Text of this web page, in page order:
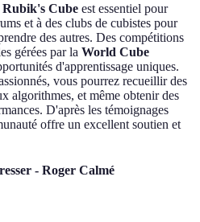
Rubik's Cube est essentiel pour
et à des clubs de cubistes pour
des autres. Des compétitions
gérées par la World Cube
d'apprentissage uniques.
vous pourrez recueillir des
algorithmes, et même obtenir des
D'après les témoignages
offre un excellent soutien et
- Roger Calmé